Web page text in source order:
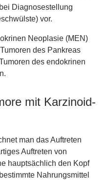
Diagnosestellung
vor.
Neoplasie (MEN)
des Pankreas
des endokrinen
mit Karzinoid-
man das Auftreten
Auftreten von
hauptsächlich den Kopf
Nahrungsmittel